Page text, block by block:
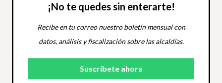
¡No te quedes sin enterarte!
Recibe en tu correo nuestro boletín mensual con
datos, análisis y fiscalización sobre las alcaldías.